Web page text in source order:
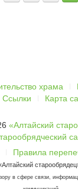
храма
Ссылки
Карта
«Алтайский
Правила
в сфере связи,